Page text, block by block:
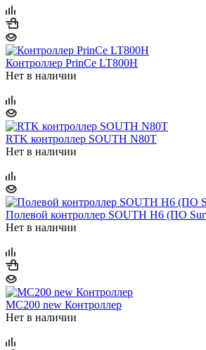
Контроллер PrinCe LT800H
Нет в наличии
RTK контроллер SOUTH N80T
Нет в наличии
Полевой контроллер SOUTH H6 (ПО
Нет в наличии
MC200 new Контроллер
Нет в наличии